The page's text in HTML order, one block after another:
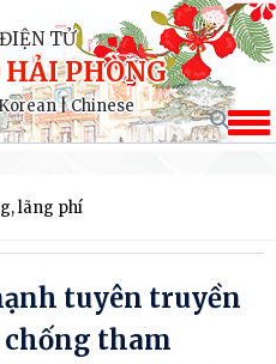
TỬ
PHÒNG
Korean|Chinese
lãng phí
tuyên truyền
chống tham